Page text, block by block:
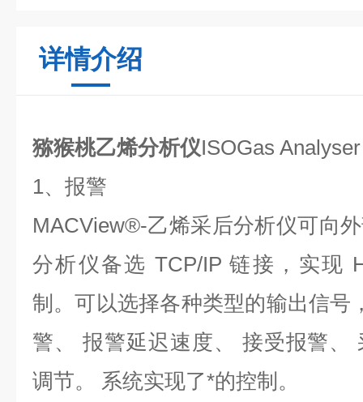
详情介绍
猕猴桃乙烯分析仪ISOGas
1、报警
MACView®-乙烯采后分析仪可向
分析仪备选 TCP/IP 链接，实现
制。可以选择各种类型的输出信号
警、 报警延迟速度、 接受报警、
调节。 系统实现了*的控制。